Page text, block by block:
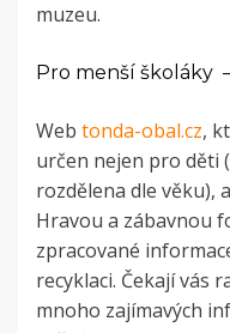
muzeu.
Pro menší školáky
Web tonda-obal.cz,
určen nejen pro děti
rozdělena dle věku),
Hravou a zábavnou
zpracované
recyklaci. Čekají vás
mnoho zajímavých